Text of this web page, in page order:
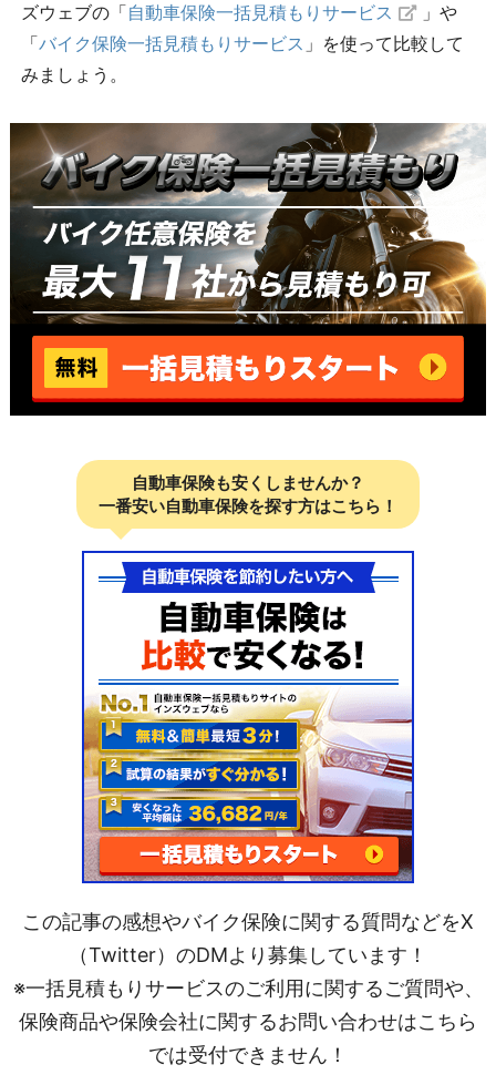
ズウェブの「自動車保険一括見積もりサービス
」や
「バイク保険一括見積もりサービス 」を使って比較して
みましょう。
自動車保険も安くしませんか？
一番安い自動車保険を探す方はこちら！
この記事の感想やバイク保険に関する質問などをX
（Twitter）のDMより募集しています！
※一括見積もりサービスのご利用に関するご質問や、
保険商品や保険会社に関するお問い合わせはこちら
では受付できません！